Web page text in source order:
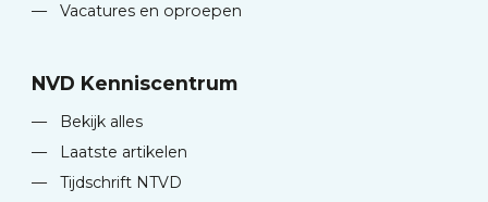
—
Vacatures en oproepen
NVD Kenniscentrum
—
Bekijk alles
—
Laatste artikelen
—
Tijdschrift NTVD